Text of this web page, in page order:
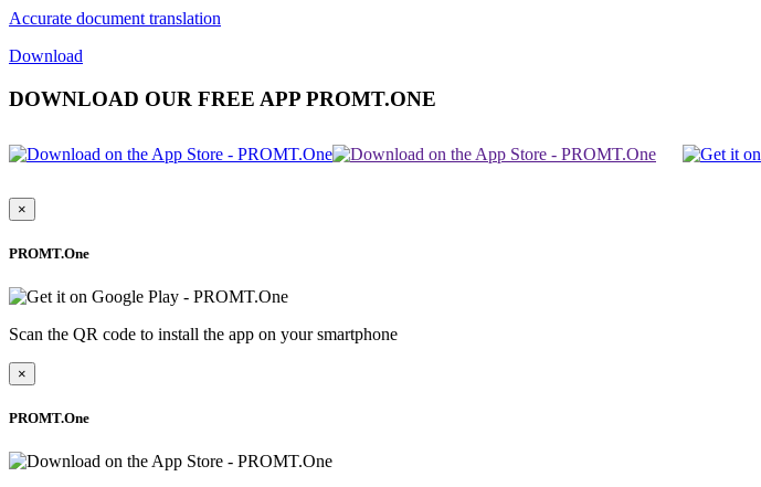
Accurate document translation
Download
DOWNLOAD OUR FREE APP PROMT.ONE
×
PROMT.One
Scan the QR code to install the app on your smartphone
×
PROMT.One